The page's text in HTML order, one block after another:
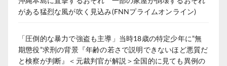
がある猛烈な風が吹く見込み(FNNプライムオンライン)
「圧倒的な暴力で強盗も主導」当時18歳の特定少年に”無
期懲役”求刑の背景『年齢の若さで説明できないほど悪質だ
と検察が判断』＜元裁判官が解説＞全国的に見ても異例の